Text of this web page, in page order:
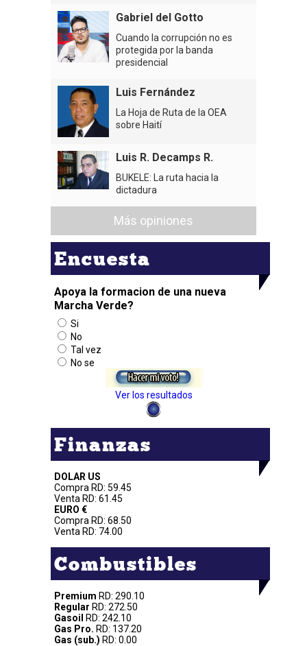
Gabriel del Gotto
Cuando la corrupción no es
protegida por la banda
presidencial
Luis Fernández
La Hoja de Ruta de la OEA
sobre Haití
Luis R. Decamps R.
BUKELE: La ruta hacia la
dictadura
Más opiniones
Encuesta
Apoya la formacion de una nueva
Marcha Verde?
Si
No
Tal vez
No se
Ver los resultados
Finanzas
DOLAR US
Compra RD: 59.45
Venta RD: 61.45
EURO €
Compra RD: 68.50
Venta RD: 74.00
Combustibles
Premium RD: 290.10
Regular RD: 272.50
Gasoil
RD: 242.10
Gas Pro. RD: 137.20
Gas (sub.) RD: 0.00